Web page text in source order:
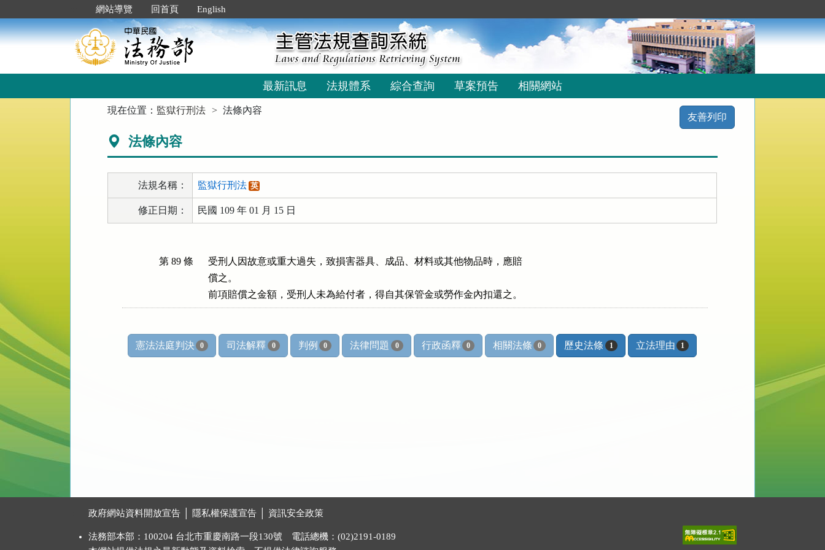
到
主
要
網站導覽 回首頁 English
最新訊息 法規體系 綜合查詢 草案預告 相關網站
現在位置： 監獄行刑法 法條內容
友善列印
法條內容
法規名稱： 監獄行刑法 英
修正日期： 民國 109 年 01 月 15 日
第 89 條
受刑人因故意或重大過失，致損害器具、成品、材料或其他物品時，應賠
償之。
前項賠償之金額，受刑人未為給付者，得自其保管金或勞作金內扣還之。
憲法法庭判決 0 司法解釋 0 判例 0 法律問題 0 行政函釋 0 相關法條 0 歷史法條 1 立法理由 1
政府網站資料開放宣告 隱私權保護宣告 資訊安全政策
法務部本部：100204 台北市重慶南路一段130號 電話總機：(02)2191-0189